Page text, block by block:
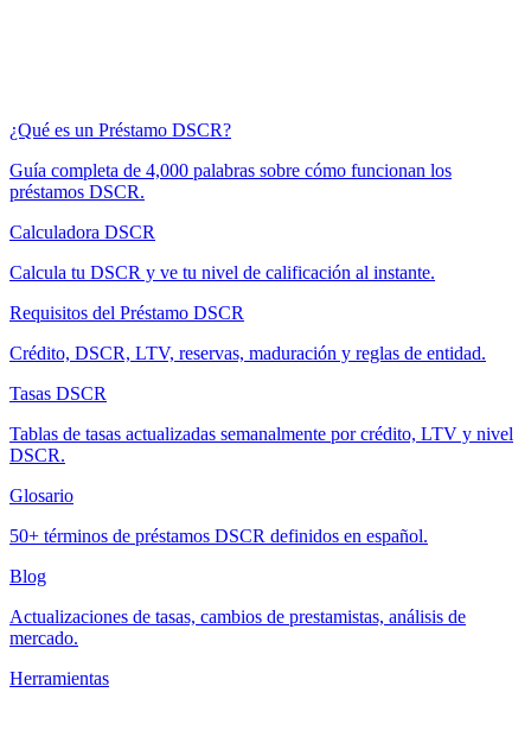
¿Qué es un Préstamo DSCR?
Guía completa de 4,000 palabras sobre cómo funcionan los
préstamos DSCR.
Calculadora DSCR
Calcula tu DSCR y ve tu nivel de calificación al instante.
Requisitos del Préstamo DSCR
Crédito, DSCR, LTV, reservas, maduración y reglas de entidad.
Tasas DSCR
Tablas de tasas actualizadas semanalmente por crédito, LTV y nivel
DSCR.
Glosario
50+ términos de préstamos DSCR definidos en español.
Blog
Actualizaciones de tasas, cambios de prestamistas, análisis de
mercado.
Herramientas